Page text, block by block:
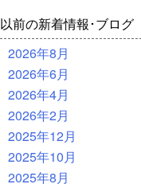
以前の新着情報･ブログ
2026年8月
2026年6月
2026年4月
2026年2月
2025年12月
2025年10月
2025年8月